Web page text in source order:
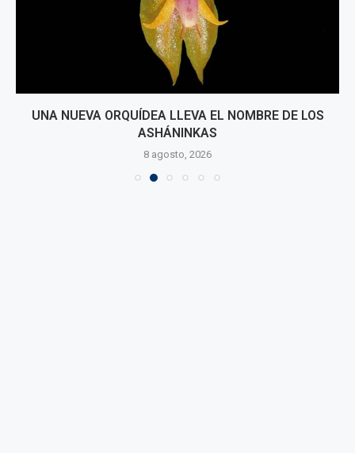
UNA NUEVA ORQUÍDEA LLEVA EL NOMBRE DE LOS
ASHÁNINKAS
8 agosto, 2026